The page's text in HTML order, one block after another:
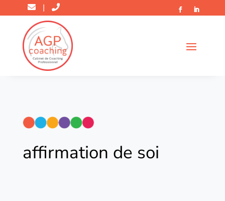
|
affirmation de soi